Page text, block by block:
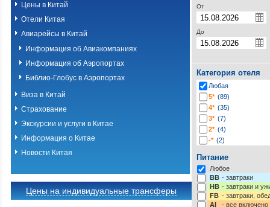
Цены в Китай
Отели Китая
Авиарейсы в Китай
Информация об Авиакомпаниях
Информация об Аэропортах
Библио-Глобус в Аэропортах
Виза в Китай
Страхование
Экскурсии и услуги в Китае
Информация о Китае
Новости Китая
Цены на индивидуальные трансферы
От
До
Категория отеля
Любая
5* (89)
4* (35)
3* (7)
2* (4)
-* (2)
Питание
Любое
BB - завтраки
HB - завтраки и
FB - завтраки,
AI
- все включено